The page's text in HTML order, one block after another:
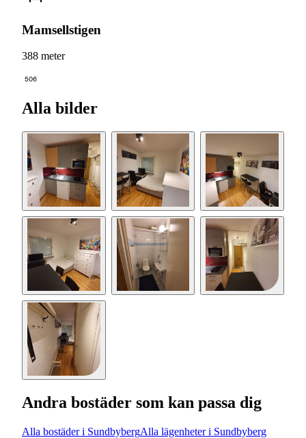
Mamsellstigen
388 meter
506
Alla bilder
Andra bostäder som kan passa dig
Alla bostäder i SundbybergAlla lägenheter i Sundbyberg